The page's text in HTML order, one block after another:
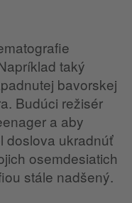
taký
bavorskej
Budúci režisér
a aby
doslova ukradnúť
osemdesiatich
stále nadšený.